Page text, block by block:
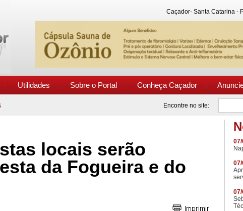
Caçador- Santa Catarina -
Utilidades Sobre o Portal Conheça Caçador
Encontre no site:
locais serão
da Fogueira e do